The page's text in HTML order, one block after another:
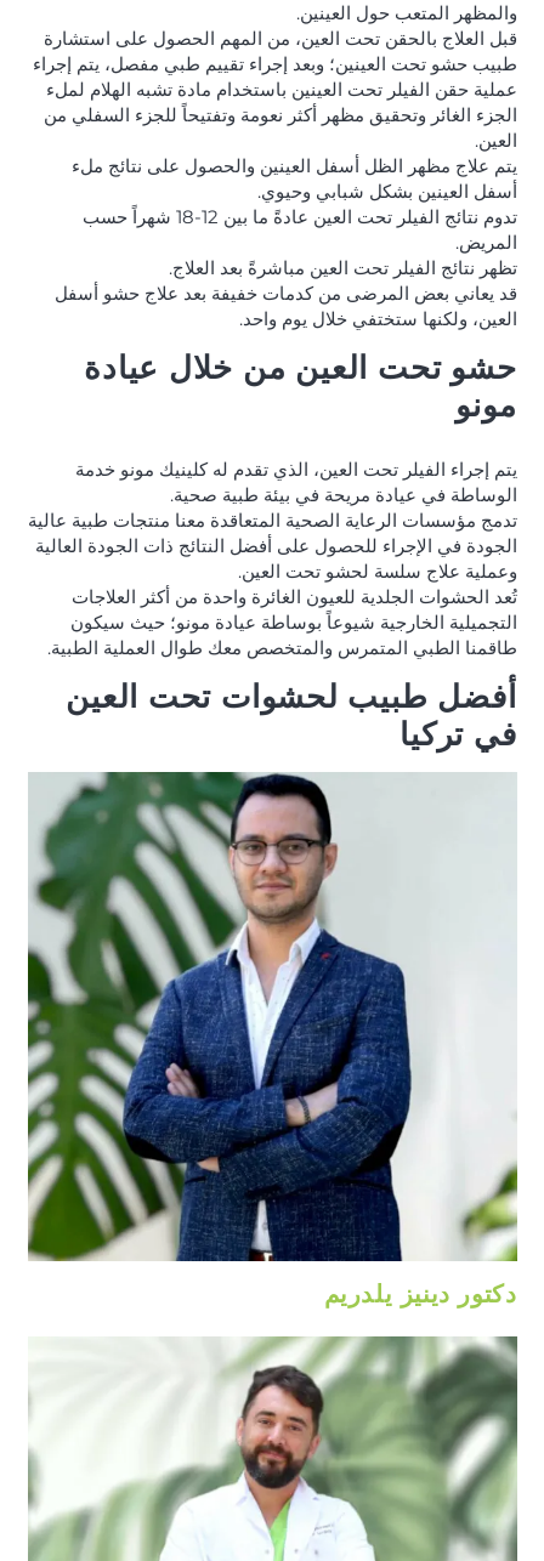
والمظهر المتعب حول العينين.
قبل العلاج بالحقن تحت العين، من المهم الحصول على استشارة
طبيب حشو تحت العينين؛ وبعد إجراء تقييم طبي مفصل، يتم إجراء
عملية حقن الفيلر تحت العينين باستخدام مادة تشبه الهلام لملء
الجزء الغائر وتحقيق مظهر أكثر نعومة وتفتيحاً للجزء السفلي من
العين.
يتم علاج مظهر الظل أسفل العينين والحصول على نتائج ملء
أسفل العينين بشكل شبابي وحيوي.
تدوم نتائج الفيلر تحت العين عادةً ما بين 12-18 شهراً حسب
المريض.
تظهر نتائج الفيلر تحت العين مباشرةً بعد العلاج.
قد يعاني بعض المرضى من كدمات خفيفة بعد علاج حشو أسفل
العين، ولكنها ستختفي خلال يوم واحد.
حشو تحت العين من خلال عيادة
مونو
يتم إجراء الفيلر تحت العين، الذي تقدم له كلينيك مونو خدمة
الوساطة في عيادة مريحة في بيئة طبية صحية.
تدمج مؤسسات الرعاية الصحية المتعاقدة معنا منتجات طبية عالية
الجودة في الإجراء للحصول على أفضل النتائج ذات الجودة العالية
وعملية علاج سلسة لحشو تحت العين.
تُعد الحشوات الجلدية للعيون الغائرة واحدة من أكثر العلاجات
التجميلية الخارجية شيوعاً بوساطة عيادة مونو؛ حيث سيكون
طاقمنا الطبي المتمرس والمتخصص معك طوال العملية الطبية.
أفضل طبيب لحشوات تحت العين
في تركيا
دكتور دينيز يلدريم